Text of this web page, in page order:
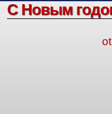
С Новым